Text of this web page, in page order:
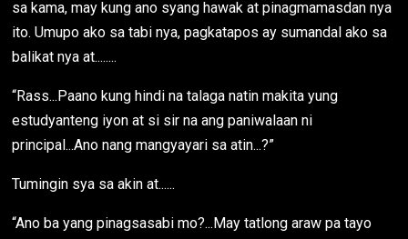
sa kama, may kung ano syang hawak at pinagmamasdan nya
ito. Umupo ako sa tabi nya, pagkatapos ay sumandal ako sa
balikat nya at........
“Rass...Paano kung hindi na talaga natin makita yung
estudyanteng iyon at si sir na ang paniwalaan ni
principal...Ano nang mangyayari sa atin...?”
Tumingin sya sa akin at......
“Ano ba yang pinagsasabi mo?...May tatlong araw pa tayo